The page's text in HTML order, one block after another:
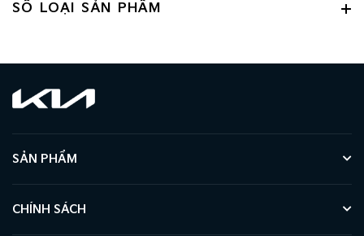
SỐ LOẠI SẢN PHẨM
SẢN PHẨM
CHÍNH SÁCH